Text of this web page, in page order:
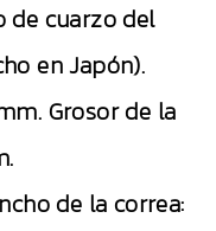
de cuarzo del
en Japón).
Grosor de la
de la correa: